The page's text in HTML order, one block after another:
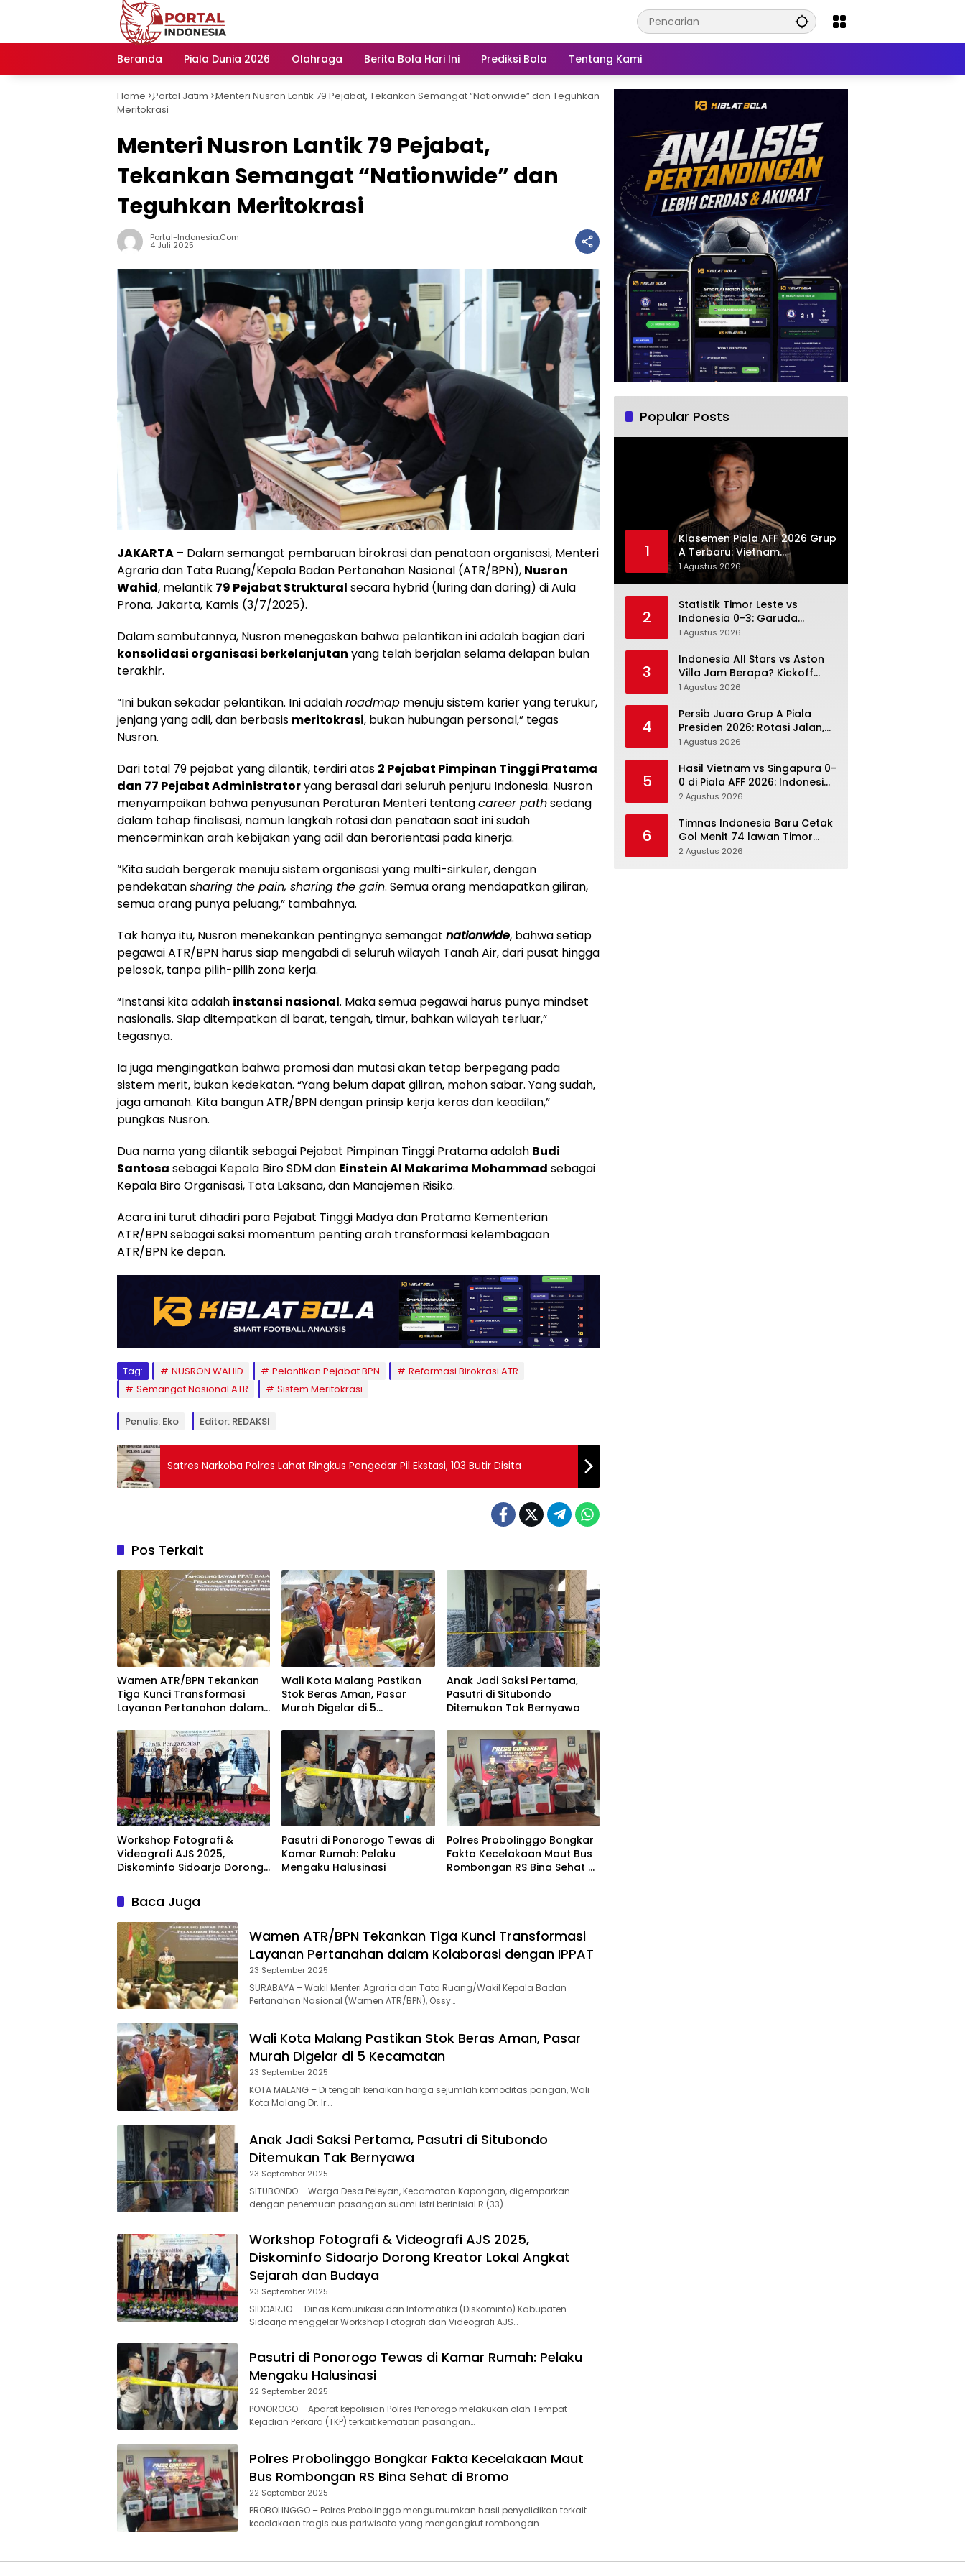
Beranda
Piala Dunia 2026 Olahraga Berita Bola Hari Ini Prediksi Bola Tentang Kami
Home -
Portal Jatim -Menteri Nusron Lantik 79 Pejabat, Tekankan Semangat “Nationwide” dan Teguhkan
Meritokrasi
Menteri Nusron Lantik 79 Pejabat,
Tekankan Semangat “Nationwide” dan
Teguhkan Meritokrasi
Portal-Indonesia.com
4 Juli 2025
JAKARTA – Dalam semangat pembaruan birokrasi dan penataan organisasi, Menteri
Agraria dan Tata Ruang/Kepala Badan Pertanahan Nasional (ATR/BPN), Nusron
Wahid, melantik 79 Pejabat Struktural secara hybrid (luring dan daring) di Aula
Prona, Jakarta, Kamis (3/7/2025).
Dalam sambutannya, Nusron menegaskan bahwa pelantikan ini adalah bagian dari
konsolidasi organisasi berkelanjutan yang telah berjalan selama delapan bulan
terakhir.
“Ini bukan sekadar pelantikan. Ini adalahroadmap menuju sistem karier yang terukur,
jenjang yang adil, dan berbasis meritokrasi, bukan hubungan personal,” tegas
Nusron.
Dari total 79 pejabat yang dilantik, terdiri atas 2 Pejabat Pimpinan Tinggi Pratama
dan 77 Pejabat Administratoryang berasal dari seluruh penjuru Indonesia. Nusron
menyampaikan bahwa penyusunan Peraturan Menteri tentangcareer pathsedang
dalam tahap finalisasi, namun langkah rotasi dan penataan saat ini sudah
mencerminkan arah kebijakan yang adil dan berorientasi pada kinerja.
“Kita sudah bergerak menuju sistem organisasi yang multi-sirkuler, dengan
pendekatansharing the pain, sharing the gain. Semua orang mendapatkan giliran,
semua orang punya peluang,” tambahnya.
Tak hanya itu, Nusron menekankan pentingnya semangat nationwide, bahwa setiap
pegawai ATR/BPN harus siap mengabdi di seluruh wilayah Tanah Air, dari pusat hingga
pelosok, tanpa pilih-pilih zona kerja.
“Instansi kita adalah instansi nasional. Maka semua pegawai harus punya mindset
nasionalis. Siap ditempatkan di barat, tengah, timur, bahkan wilayah terluar,”
tegasnya.
Ia juga mengingatkan bahwa promosi dan mutasi akan tetap berpegang pada
sistem merit, bukan kedekatan. “Yang belum dapat giliran, mohon sabar. Yang sudah,
jaga amanah. Kita bangun ATR/BPN dengan prinsip kerja keras dan keadilan,”
pungkas Nusron.
Dua nama yang dilantik sebagai Pejabat Pimpinan Tinggi Pratama adalah Budi
Santosa sebagai Kepala Biro SDM dan Einstein Al Makarima Mohammad sebagai
Kepala Biro Organisasi, Tata Laksana, dan Manajemen Risiko.
Acara ini turut dihadiri para Pejabat Tinggi Madya dan Pratama Kementerian
ATR/BPN sebagai saksi momentum penting arah transformasi kelembagaan
ATR/BPN ke depan.
Tag: NUSRON WAHID Pelantikan Pejabat BPN
Reformasi Birokrasi ATR
Semangat Nasional ATR
Sistem Meritokrasi
Penulis: Eko Editor: REDAKSI
Satres Narkoba Polres Lahat Ringkus Pengedar Pil Ekstasi, 103 Butir Disita
Pos Terkait
Wamen ATR/BPN Tekankan
Tiga Kunci Transformasi
Layanan Pertanahan dalam
Wali Kota Malang Pastikan
Stok Beras Aman, Pasar
Murah Digelar di 5
Anak Jadi Saksi Pertama,
Pasutri di Situbondo
Ditemukan Tak Bernyawa
Workshop Fotografi &
Videografi AJS 2025,
Diskominfo Sidoarjo Dorong
Sejarah dan Budaya
Pasutri di Ponorogo Tewas di
Kamar Rumah: Pelaku
Mengaku Halusinasi
Polres Probolinggo Bongkar
Fakta Kecelakaan Maut Bus
Rombongan RS Bina Sehat di
Baca Juga
Wamen ATR/BPN Tekankan Tiga Kunci Transformasi
Layanan Pertanahan dalam Kolaborasi dengan IPPAT
23 September 2025
SURABAYA – Wakil Menteri Agraria dan Tata Ruang/Wakil Kepala Badan
Pertanahan Nasional (Wamen ATR/BPN), Ossy…
Wali Kota Malang Pastikan Stok Beras Aman, Pasar
Murah Digelar di 5 Kecamatan
23 September 2025
KOTA MALANG – Di tengah kenaikan harga sejumlah komoditas pangan, Wali
Kota Malang Dr. Ir….
Anak Jadi Saksi Pertama, Pasutri di Situbondo
Ditemukan Tak Bernyawa
23 September 2025
SITUBONDO – Warga Desa Peleyan, Kecamatan Kapongan, digemparkan
dengan penemuan pasangan suami istri berinisial R (33)…
Workshop Fotografi & Videografi AJS 2025,
Diskominfo Sidoarjo Dorong Kreator Lokal Angkat
Sejarah dan Budaya
23 September 2025
SIDOARJO – Dinas Komunikasi dan Informatika (Diskominfo) Kabupaten
Sidoarjo menggelar Workshop Fotografi dan Videografi AJS…
Pasutri di Ponorogo Tewas di Kamar Rumah: Pelaku
Mengaku Halusinasi
22 September 2025
PONOROGO – Aparat kepolisian Polres Ponorogo melakukan olah Tempat
Kejadian Perkara (TKP) terkait kematian pasangan…
Polres Probolinggo Bongkar Fakta Kecelakaan Maut
Bus Rombongan RS Bina Sehat di Bromo
22 September 2025
PROBOLINGGO – Polres Probolinggo mengumumkan hasil penyelidikan terkait
kecelakaan tragis bus pariwisata yang mengangkut rombongan…
Popular Posts
1
Klasemen Piala AFF 2026 Grup
A Terbaru: Vietnam
Memimpin, Indonesia Turun ke
Posisi Tiga
1 Agustus 2026
2
Statistik Timor Leste vs
Indonesia 0-3: Garuda
Menang Besar Setelah
1 Agustus 2026
3
Indonesia All Stars vs Aston
Villa Jam Berapa? Kickoff
20.00 WIB dan Cara Nonton
1 Agustus 2026
4
Persib Juara Grup A Piala
Presiden 2026: Rotasi Jalan,
Tolic Punya Alasan untuk
1 Agustus 2026
5
Hasil Vietnam vs Singapura 0-
0 di Piala AFF 2026: Indonesia
Kini Punya Jalan Terbuka
2 Agustus 2026
6
Timnas Indonesia Baru Cetak
Gol Menit 74 lawan Timor
Leste: Sabar, Rotasi, lalu
2 Agustus 2026